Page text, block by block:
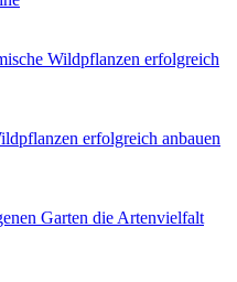
Wildpflanzen erfolgreich
erfolgreich anbauen
Garten die Artenvielfalt